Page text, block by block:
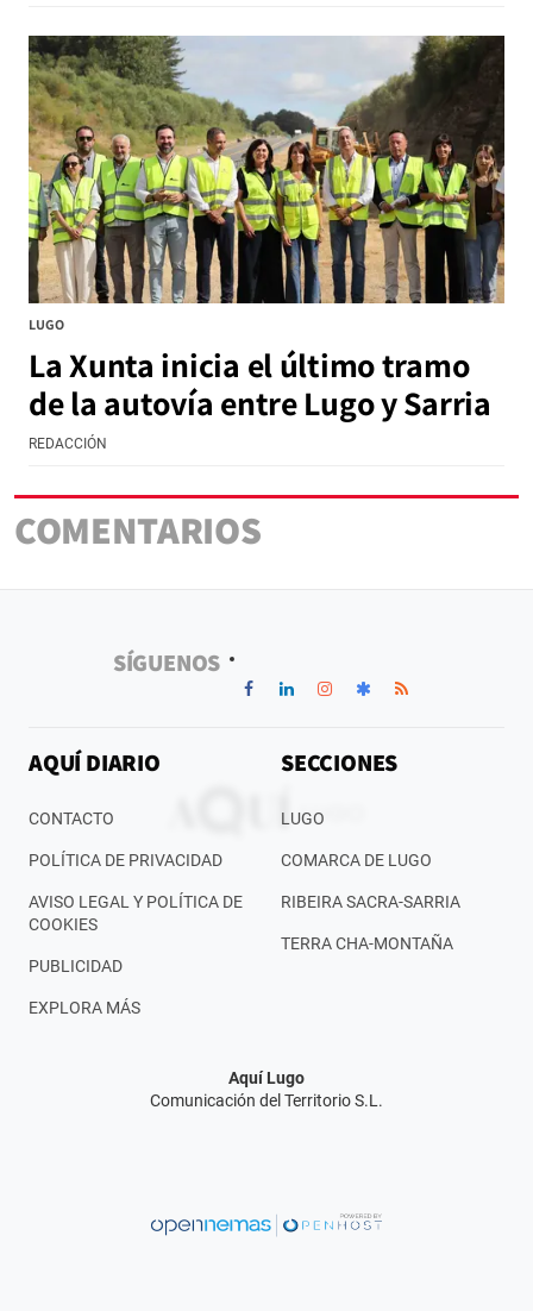
LUGO
La Xunta inicia el último tramo
de la autovía entre Lugo y Sarria
REDACCIÓN
COMENTARIOS
SÍGUENOS
AQUÍ DIARIO
CONTACTO
POLÍTICA DE PRIVACIDAD
AVISO LEGAL Y POLÍTICA DE
COOKIES
PUBLICIDAD
EXPLORA MÁS
SECCIONES
LUGO
COMARCA DE LUGO
RIBEIRA SACRA-SARRIA
TERRA CHA-MONTAÑA
Aquí Lugo
Comunicación del Territorio S.L.